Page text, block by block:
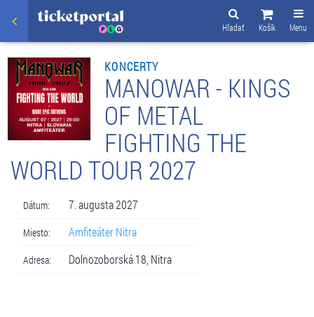
Menu
Košík
Hľadať
KONCERTY
MANOWAR - KINGS
OF METAL
FIGHTING THE
WORLD TOUR 2027
Dátum: 7. augusta 2027
Miesto: Amfiteáter Nitra
Adresa: Dolnozoborská 18, Nitra